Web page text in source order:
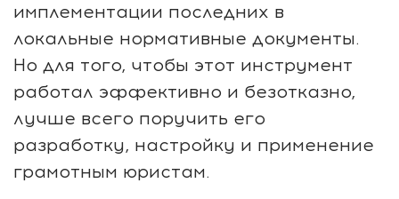
имплементации последних в
локальные нормативные документы.
Но для того, чтобы этот инструмент
работал эффективно и безотказно,
лучше всего поручить его
разработку, настройку и применение
грамотным юристам.